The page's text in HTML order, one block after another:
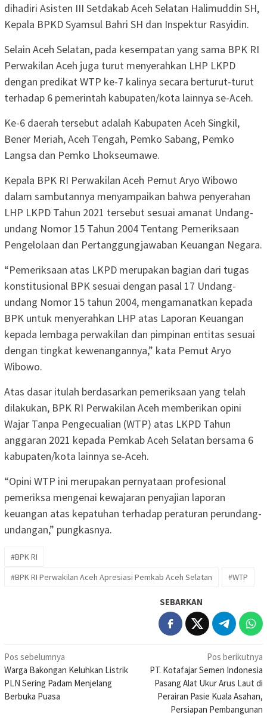
dihadiri Asisten III Setdakab Aceh Selatan Halimuddin SH,
Kepala BPKD Syamsul Bahri SH dan Inspektur Rasyidin.
Selain Aceh Selatan, pada kesempatan yang sama BPK RI
Perwakilan Aceh juga turut menyerahkan LHP LKPD
dengan predikat WTP ke-7 kalinya secara berturut-turut
terhadap 6 pemerintah kabupaten/kota lainnya se-Aceh.
Ke-6 daerah tersebut adalah Kabupaten Aceh Singkil,
Bener Meriah, Aceh Tengah, Pemko Sabang, Pemko
Langsa dan Pemko Lhokseumawe.
Kepala BPK RI Perwakilan Aceh Pemut Aryo Wibowo
dalam sambutannya menyampaikan bahwa penyerahan
LHP LKPD Tahun 2021 tersebut sesuai amanat Undang-
undang Nomor 15 Tahun 2004 Tentang Pemeriksaan
Pengelolaan dan Pertanggungjawaban Keuangan Negara.
“Pemeriksaan atas LKPD merupakan bagian dari tugas
konstitusional BPK sesuai dengan pasal 17 Undang-
undang Nomor 15 tahun 2004, mengamanatkan kepada
BPK untuk menyerahkan LHP atas Laporan Keuangan
kepada lembaga perwakilan dan pimpinan entitas sesuai
dengan tingkat kewenangannya,” kata Pemut Aryo
Wibowo.
Atas dasar itulah berdasarkan pemeriksaan yang telah
dilakukan, BPK RI Perwakilan Aceh memberikan opini
Wajar Tanpa Pengecualian (WTP) atas LKPD Tahun
anggaran 2021 kepada Pemkab Aceh Selatan bersama 6
kabupaten/kota lainnya se-Aceh.
“Opini WTP ini merupakan pernyataan profesional
pemeriksa mengenai kewajaran penyajian laporan
keuangan atas kepatuhan terhadap peraturan perundang-
undangan,” pungkasnya.
#BPK RI
#BPK RI Perwakilan Aceh Apresiasi Pemkab Aceh Selatan
#WTP
SEBARKAN
Navigasi
pos
Pos sebelumnya
Warga Bakongan Keluhkan Listrik
PLN Sering Padam Menjelang
Berbuka Puasa
Pos berikutnya
PT. Kotafajar Semen Indonesia
Pasang Alat Ukur Arus Laut di
Perairan Pasie Kuala Asahan,
Persiapan Pembangunan